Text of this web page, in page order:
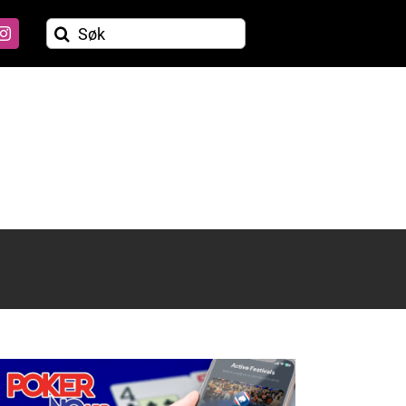
Søk
etter: